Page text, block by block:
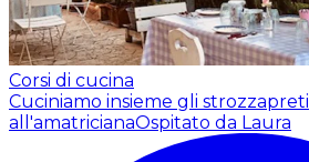
Corsi di cucina
Cuciniamo insieme gli strozzapreti
all'amatricianaOspitato da Laura